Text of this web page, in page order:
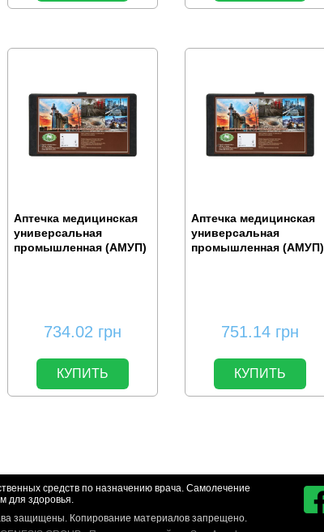
Аптечка медицинская
универсальная
промышленная (АМУП)
734.02 грн
КУПИТЬ
Аптечка медицинская
универсальная
промышленная (АМУП)
751.14 грн
КУПИТЬ
средств по назначению врача. Самолечение
для здоровья.
защищены. Копирование материалов запрещено.